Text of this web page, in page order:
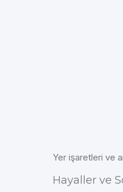
Yer işaretleri ve
Hayaller ve